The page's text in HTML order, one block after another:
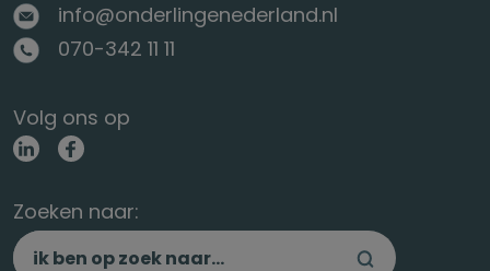
info@onderlingenederland.nl
070-342 11 11
Volg ons op
Zoeken naar: